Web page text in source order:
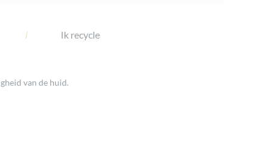
Ik recycle
van de huid.